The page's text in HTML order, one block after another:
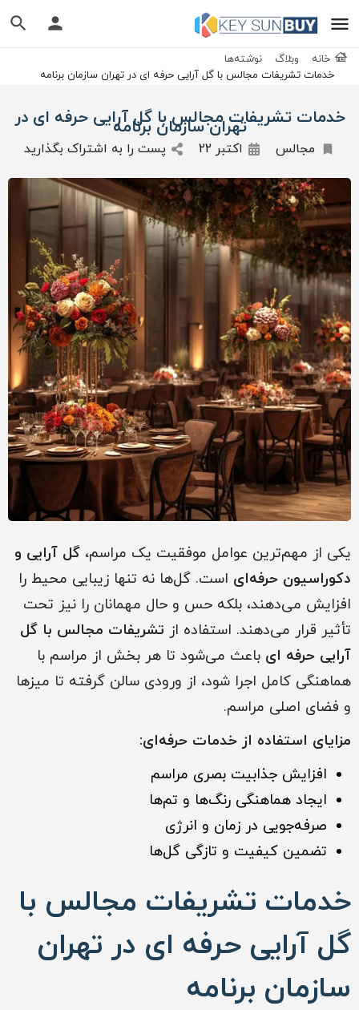
خانه وبلاگ
نوشته‌ها
خدمات تشریفات مجالس با گل آرایی حرفه ای در تهران سازمان برنامه
خدمات تشریفات مجالس با گل آرایی حرفه ای در
تهران سازمان برنامه
مجالس اکتبر 22 پست را به اشتراک بگذارید
یکی از مهم‌ترین عوامل موفقیت یک مراسم، گل آرایی و
دکوراسیون حرفه‌ای است. گل‌ها نه تنها زیبایی محیط را
افزایش می‌دهند، بلکه حس و حال مهمانان را نیز تحت
تأثیر قرار می‌دهند. استفاده از تشریفات مجالس با گل
آرایی حرفه ای باعث می‌شود تا هر بخش از مراسم با
هماهنگی کامل اجرا شود، از ورودی سالن گرفته تا میزها
و فضای اصلی مراسم.
مزایای استفاده از خدمات حرفه‌ای:
افزایش جذابیت بصری مراسم
ایجاد هماهنگی رنگ‌ها و تم‌ها
صرفه‌جویی در زمان و انرژی
تضمین کیفیت و تازگی گل‌ها
خدمات تشریفات مجالس با
گل آرایی حرفه ای در تهران
سازمان برنامه